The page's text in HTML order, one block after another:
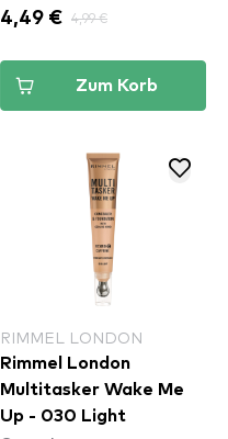
4,49 € 4,99 €
Zum Korb
RIMMEL LONDON
Rimmel London
Multitasker Wake Me
Up - 030 Light